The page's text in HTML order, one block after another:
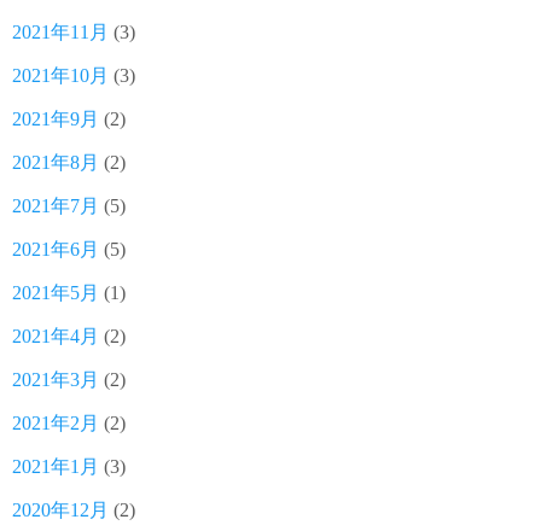
2021年11月 (3)
2021年10月 (3)
2021年9月 (2)
2021年8月 (2)
2021年7月 (5)
2021年6月 (5)
2021年5月 (1)
2021年4月 (2)
2021年3月 (2)
2021年2月 (2)
2021年1月 (3)
2020年12月 (2)